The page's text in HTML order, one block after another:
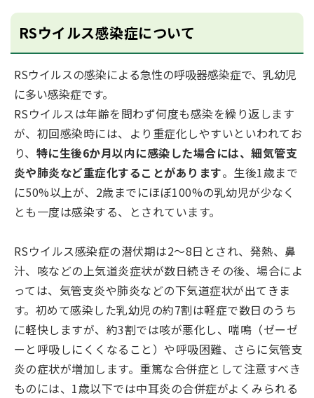
RSウイルス感染症について
RSウイルスの感染による急性の呼吸器感染症で、乳幼児
に多い感染症です。
RSウイルスは年齢を問わず何度も感染を繰り返します
が、初回感染時には、より重症化しやすいといわれてお
り、 特に生後6か月以内に感染した場合には、細気管支
炎や肺炎など重症化することがあります。生後1歳まで
に50%以上が、2歳までにほぼ100%の乳幼児が少なく
とも一度は感染する、とされています。
RSウイルス感染症の潜伏期は2～8日とされ、発熱、鼻
汁、咳などの上気道炎症状が数日続きその後、場合によ
っては、気管支炎や肺炎などの下気道症状が出てきま
す。初めて感染した乳幼児の約7割は軽症で数日のうち
に軽快しますが、約3割では咳が悪化し、喘鳴（ゼーゼ
ーと呼吸しにくくなること）や呼吸困難、さらに気管支
炎の症状が増加します。重篤な合併症として注意すべき
ものには、1歳以下では中耳炎の合併症がよくみられる